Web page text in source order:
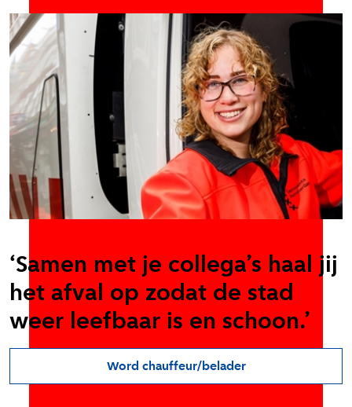
‘Samen met je collega’s haal jij
het afval op zodat de stad
weer leefbaar is en schoon.’
Word chauffeur/belader